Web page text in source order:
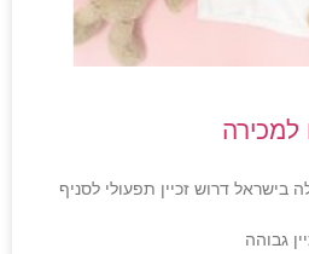
למכירה
בישראל דרוש זכיין תפעולי לסניף
גבוהה